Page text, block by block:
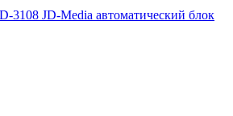
3108 JD-Media автоматический блок